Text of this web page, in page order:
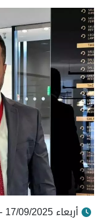
أربعاء 17/09/2025 - 16:58